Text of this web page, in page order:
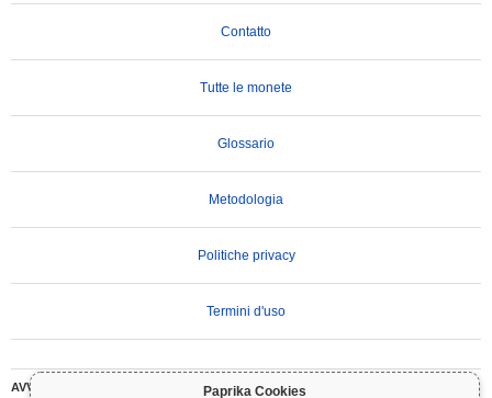
Paprika Cookies
Contatto
Tutte le monete
Glossario
Metodologia
Politiche privacy
Termini d'uso
AVVERTENZA IMPORTANTE: Le criptovalute sono altamente volatili e comportano